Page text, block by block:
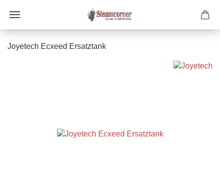
Joyetech Ecxeed Ersatztank